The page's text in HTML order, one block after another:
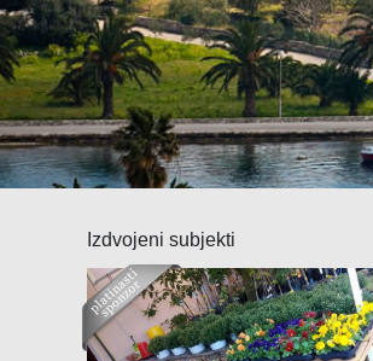
Klima uređaja
Kompjutora i opreme
Telekomunikacije
Izdvojeni subjekti